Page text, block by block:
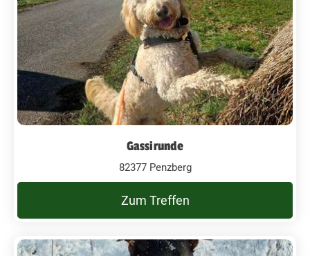
Gassirunde
82377 Penzberg
Zum Treffen